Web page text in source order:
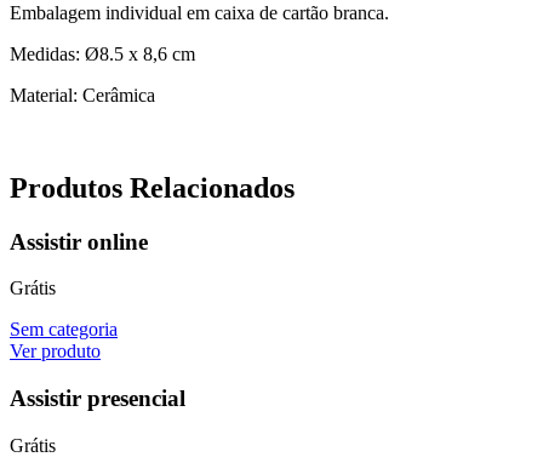
Embalagem individual em caixa de cartão branca.
Medidas: Ø8.5 x 8,6 cm
Material: Cerâmica
Produtos Relacionados
Assistir online
Grátis
Sem categoria
Ver produto
Assistir presencial
Grátis